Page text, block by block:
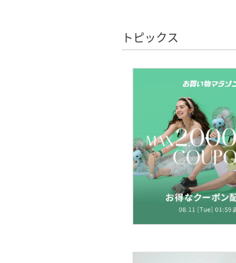
バッグ
靴下・レッグウェア
ファッション雑貨
アクセサリー・腕時計
財布・ポーチ・ケース
クリア 絞
トピックス